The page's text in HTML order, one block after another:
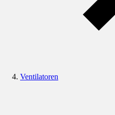
Ventilatoren